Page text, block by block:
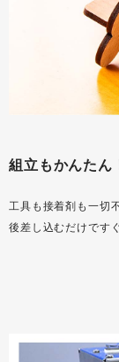
組立もかんたん
工具も接着剤も一切
後差し込むだけです